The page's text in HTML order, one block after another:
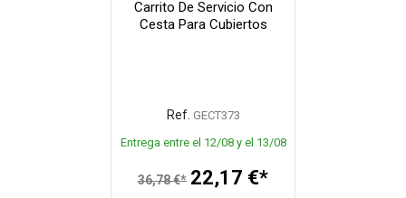
Carrito De Servicio Con
Cesta Para Cubiertos
Ref. GECT373
Entrega entre el 12/08 y el 13/08
36,78 €* 22,17 €*